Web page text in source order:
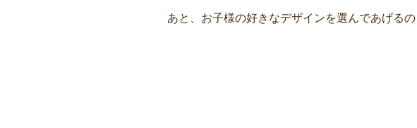
あと、お子様の好きなデザインを選んであげる